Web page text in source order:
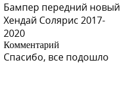
D14 - Dark Blue
Бампер передний новый
Хендай Солярис 2017-
2020
Комментарий
Спасибо, все подошло